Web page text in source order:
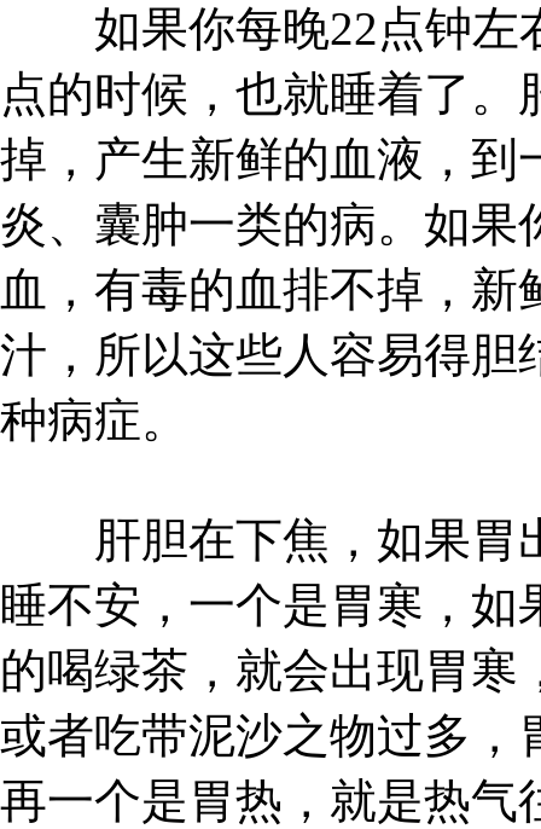
如果你每晚22点钟左
点的时候，也就睡着了
掉，产生新鲜的血液，到
炎、囊肿一类的病。如果
血，有毒的血排不掉，
汁，所以这些人容易得胆
种病症。
肝胆在下焦，如果胃
睡不安，一个是胃寒，
的喝绿茶，就会出现胃
或者吃带泥沙之物过多，
再一个是胃热，就是热气